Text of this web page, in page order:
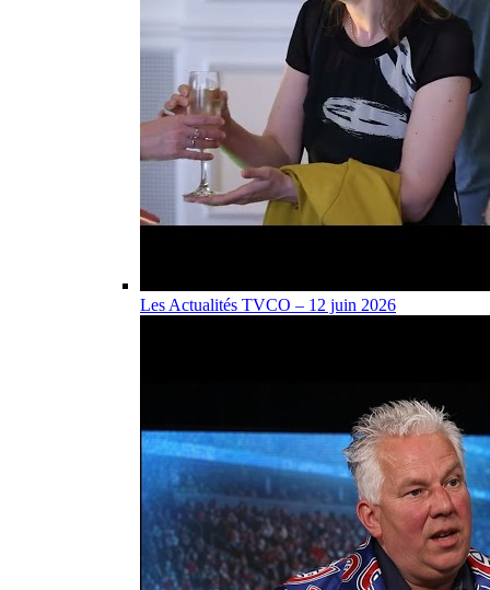
Les Actualités TVCO – 12 juin 2026